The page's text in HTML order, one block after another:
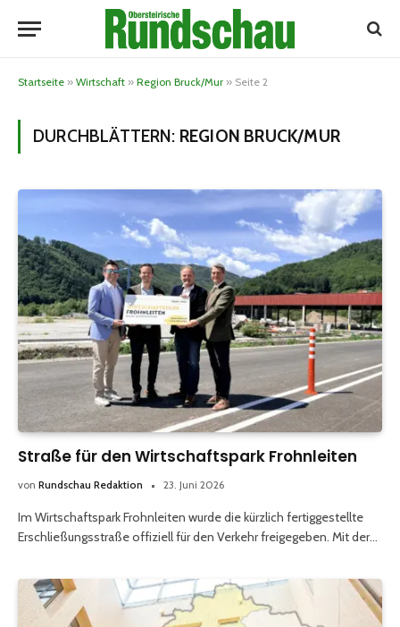
Startseite » Wirtschaft » Region Bruck/Mur » Seite 2
DURCHBLÄTTERN: REGION BRUCK/MUR
Straße für den Wirtschaftspark Frohnleiten
von Rundschau Redaktion 23. Juni 2026
Im Wirtschaftspark Frohnleiten wurde die kürzlich fertiggestellte
Erschließungsstraße offiziell für den Verkehr freigegeben. Mit der…